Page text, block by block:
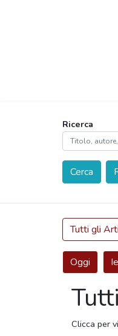
Ricerca
Cerca
Tutti gli
Oggi
Clicca per